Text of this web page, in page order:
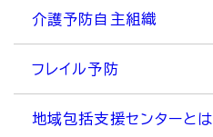
介護予防自主組織
フレイル予防
地域包括支援センターとは